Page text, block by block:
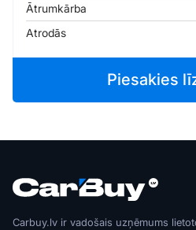
Ātrumkārba
Atrodās
Piesakies
Carbuy.lv ir vadošais uzņēmums